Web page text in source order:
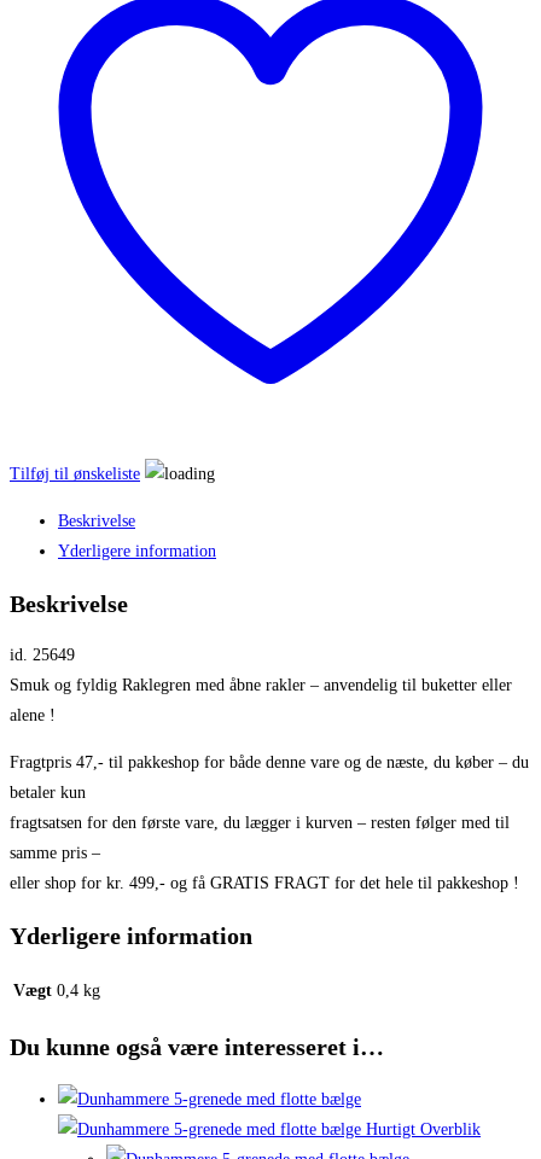
Tilføj til ønskeliste
Beskrivelse
Yderligere information
Beskrivelse
id. 25649
Smuk og fyldig Raklegren med åbne rakler – anvendelig til buketter eller
alene !
Fragtpris 47,- til pakkeshop for både denne vare og de næste, du køber – du
betaler kun
fragtsatsen for den første vare, du lægger i kurven – resten følger med til
samme pris –
eller shop for kr. 499,- og få GRATIS FRAGT for det hele til pakkeshop !
Yderligere information
Vægt 0,4 kg
Du kunne også være interesseret i…
Hurtigt Overblik